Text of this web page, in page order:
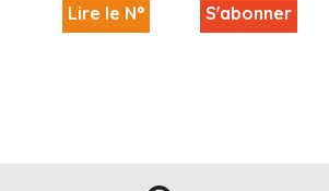
Lire le N° S'abonner